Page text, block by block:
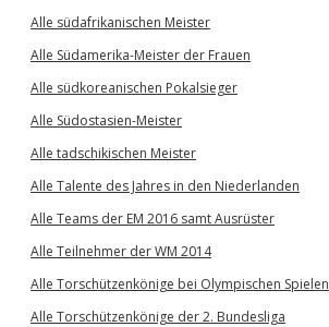
Alle südafrikanischen Meister
Alle Südamerika-Meister der Frauen
Alle südkoreanischen Pokalsieger
Alle Südostasien-Meister
Alle tadschikischen Meister
Alle Talente des Jahres in den Niederlanden
Alle Teams der EM 2016 samt Ausrüster
Alle Teilnehmer der WM 2014
Alle Torschützenkönige bei Olympischen Spielen
Alle Torschützenkönige der 2. Bundesliga